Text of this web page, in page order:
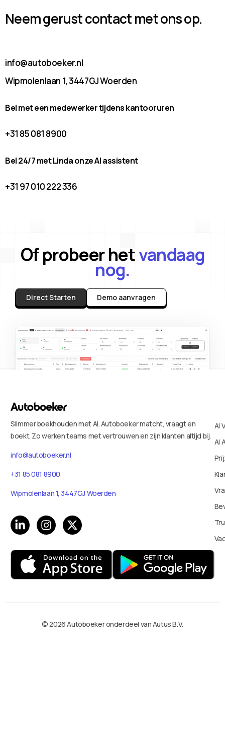
Neem gerust contact met ons op.
info@autoboeker.nl
Wipmolenlaan 1, 3447GJ Woerden
Bel met een medewerker tijdens kantooruren
+31 85 081 8900
Bel 24/7 met Linda onze AI assistent
+31 97 010 222 336
Of probeer hetvandaag
nog.
Direct Starten Demo aanvragen
Slimmer boekhouden met AI. Autoboeker matcht, vraagt en
boekt. Zo werken teams met vertrouwen en zijn klanten altijd bij.
info@autoboeker.nl
+31 85 081 8900
Wipmolenlaan 1, 3447GJ Woerden
AI
AI
© 2026 Autoboeker onderdeel van Autus B.V.